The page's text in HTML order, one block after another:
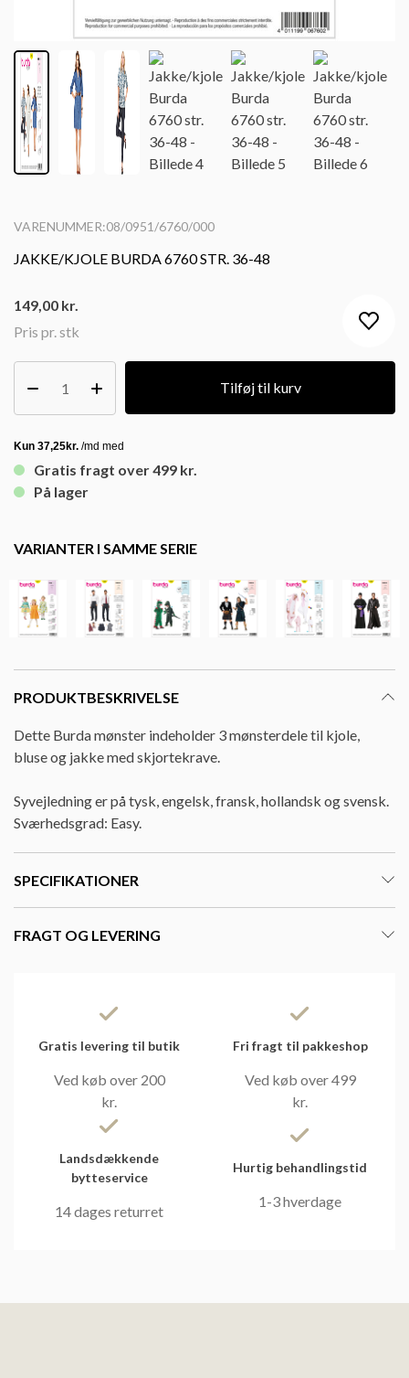
VARENUMMER:08/0951/6760/000
JAKKE/KJOLE BURDA 6760 STR. 36-48
Pris pr. stk
149,00 kr.
Tilføj til kurv
Gratis fragt over 499 kr.
På lager
VARIANTER I SAMME SERIE
PRODUKTBESKRIVELSE
Dette Burda mønster indeholder 3 mønsterdele til kjole,
bluse og jakke med skjortekrave.
Syvejledning er på tysk, engelsk, fransk, hollandsk og svensk.
Sværhedsgrad: Easy.
SPECIFIKATIONER
FRAGT OG LEVERING
Gratis levering til butik
Ved køb over 200
kr.
Fri fragt til pakkeshop
Ved køb over 499
kr.
Landsdækkende
bytteservice
14 dages returret
Hurtig behandlingstid
1-3 hverdage